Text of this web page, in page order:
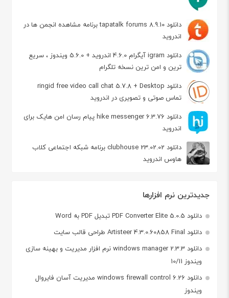
دانلود tapatalk forums 8.9.10 برنامه مشاهده انجمن ها در
اندروید
دانلود igram آیگرام 4.6.0 اندروید + 5.6.0 ویندوز ، سریع
ترین و امن ترین نسخه تلگرام
دانلود ringid free video call chat 5.7.8 + Desktop
تماس صوتی و تصویری در اندروید
دانلود hike messenger 6.3.76 پیام‌ رسان‌ امن هایک برای
اندروید
دانلود clubhouse 23.02.02 برنامه شبکه اجتماعی کلاب
هاوس اندروید
جدیدترین نرم افزارها
دانلود PDF Converter Elite 5.0.5 تبدیل PDF به Word
دانلود Artisteer 4.3.0.60858 Final طراحی قالب سایت
دانلود windows manager 2.3.3 نرم افزار مدیریت و بهینه سازی
ویندوز 10/11
دانلود windows firewall control 6.26 مدیریت آسان فایروال
ویندوز